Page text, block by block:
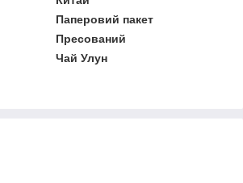
Паперовий пакет
Пресований
Чай Улун